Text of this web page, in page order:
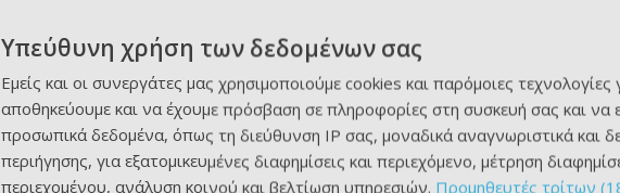
Υπεύθυνη χρήση των δεδομένων σας
Εμείς και οι συνεργάτες μας χρησιμοποιούμε cookies και παρόμοιες τεχνολογίες
αποθηκεύουμε και να έχουμε πρόσβαση σε πληροφορίες στη συσκευή σας και να
προσωπικά δεδομένα, όπως τη διεύθυνση IP σας, μοναδικά αναγνωριστικά και
περιήγησης, για εξατομικευμένες διαφημίσεις και περιεχόμενο, μέτρηση
περιεχομένου, ανάλυση κοινού και βελτίωση υπηρεσιών. Προμηθευτές τρίτων